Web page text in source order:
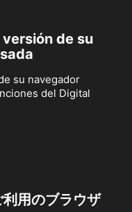
de su
su navegador
del Digital
用のブラウザ